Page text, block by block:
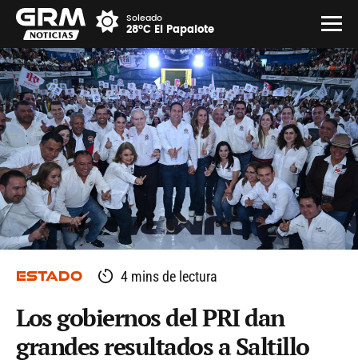
Soleado
28°C El Papalote
ESTADO 4 mins de lectura
Los gobiernos del PRI dan
grandes resultados a Saltillo